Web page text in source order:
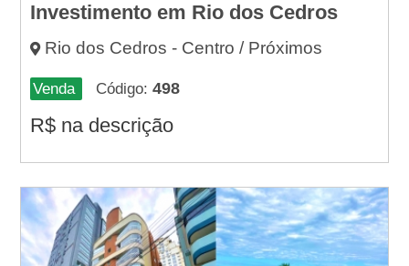
Investimento em Rio dos Cedros
Rio dos Cedros - Centro / Próximos
Venda Código: 498
R$ na descrição